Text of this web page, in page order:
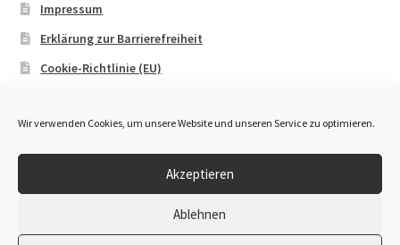
Wir verwenden Cookies, um unsere Website und unseren Service zu optimieren.
Akzeptieren
Ablehnen
Impressum
Erklärung zur Barrierefreiheit
Cookie-Richtlinie (EU)
© OWL Booking 2026
Erstellt mit WooCommerce